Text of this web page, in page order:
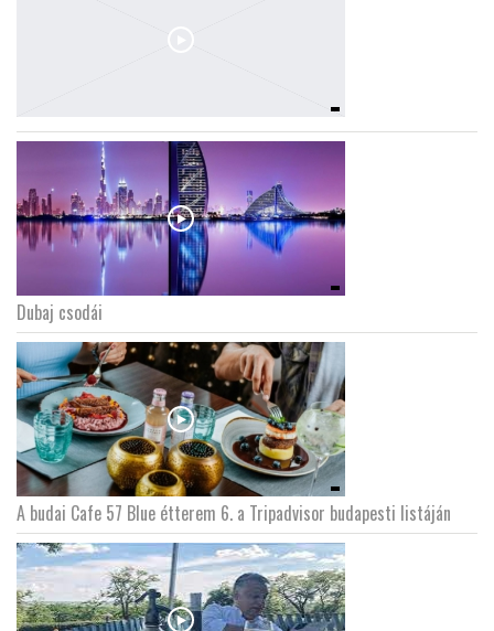
Dubaj csodái
A budai Cafe 57 Blue étterem 6. a Tripadvisor budapesti listáján